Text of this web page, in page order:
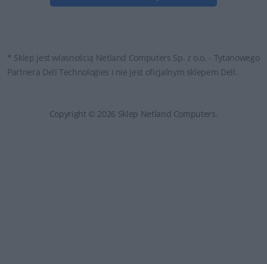
* Sklep jest własnością Netland Computers Sp. z o.o. - Tytanowego
Partnera Dell Technologies i nie jest oficjalnym sklepem Dell.
Copyright © 2026 Sklep Netland Computers.